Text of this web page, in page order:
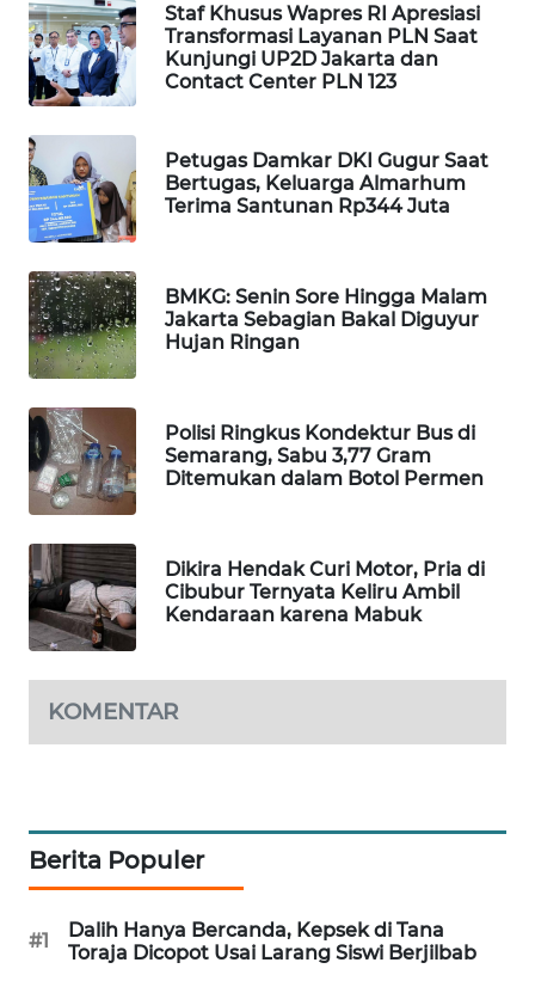
Staf Khusus Wapres RI Apresiasi
Transformasi Layanan PLN Saat
Kunjungi UP2D Jakarta dan
Contact Center PLN 123
Petugas Damkar DKI Gugur Saat
Bertugas, Keluarga Almarhum
Terima Santunan Rp344 Juta
BMKG: Senin Sore Hingga Malam
Jakarta Sebagian Bakal Diguyur
Hujan Ringan
Polisi Ringkus Kondektur Bus di
Semarang, Sabu 3,77 Gram
Ditemukan dalam Botol Permen
Dikira Hendak Curi Motor, Pria di
Cibubur Ternyata Keliru Ambil
Kendaraan karena Mabuk
KOMENTAR
Berita Populer
#1
Dalih Hanya Bercanda, Kepsek di Tana
Toraja Dicopot Usai Larang Siswi Berjilbab
KOPEKLIN
KONSUMEN
FORWAMKI
ALPERKLINAS
FORJASIDA
NEWS
SITUNGIR
NEWS
SIDIKALANG
NEWS
NEWS
METRO
METRO
MEDAN